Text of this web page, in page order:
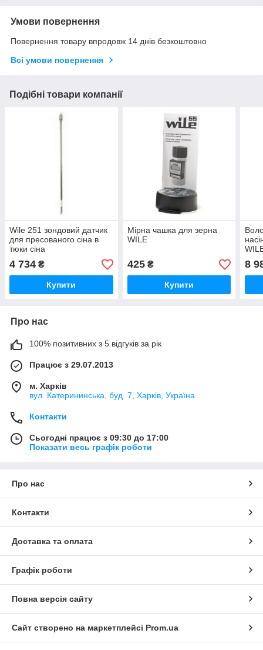
Умови повернення
Повернення товару впродовж 14 днів безкоштовно
Всі умови повернення
Подібні товари компанії
Wile 251 зондовий датчик
для пресованого сіна в
тюки сіна
4 734 ₴
Купити
Мірна чашка для зерна
WILE
425₴
Купити
8
Про нас
100% позитивних з 5 відгуків за рік
Працює з 29.07.2013
м. Харків
вул. Катерининська, буд. 7, Харків, Україна
Контакти
Сьогодні працює з 09:30 до 17:00
Показати весь графік роботи
Про нас
Контакти
Доставка та оплата
Графік роботи
Повна версія сайту
Сайт створено на маркетплейсі Prom.ua